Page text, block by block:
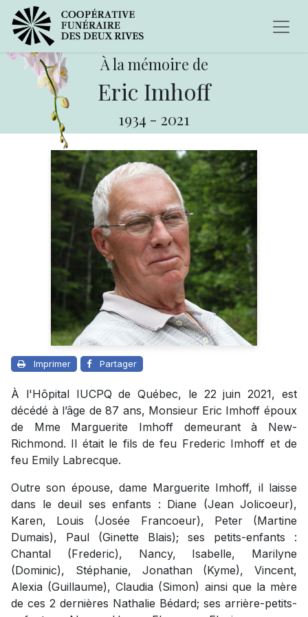
À la mémoire de
Eric Imhoff
1934 - 2021
Imprimer Partager
À l'Hôpital IUCPQ de Québec, le 22 juin 2021, est
décédé à l’âge de 87 ans, Monsieur Eric Imhoff époux
de Mme Marguerite Imhoff demeurant à New-
Richmond. Il était le fils de feu Frederic Imhoff et de
feu Emily Labrecque.
Outre son épouse, dame Marguerite Imhoff, il laisse
dans le deuil ses enfants : Diane (Jean Jolicoeur),
Karen, Louis (Josée Francoeur), Peter (Martine
Dumais), Paul (Ginette Blais); ses petits-enfants :
Chantal (Frederic), Nancy, Isabelle, Marilyne
(Dominic), Stéphanie, Jonathan (Kyme), Vincent,
Alexia (Guillaume), Claudia (Simon) ainsi que la mère
de ces 2 dernières Nathalie Bédard; ses arrière-petits-